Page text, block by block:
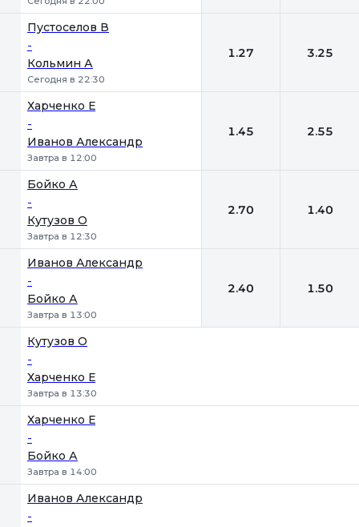
Пустоселов В
-
Кольмин А
Сегодня в 22:30
1.27 3.25
Харченко Е
-
Иванов Александр
Завтра в 12:00
1.45 2.55
Бойко А
-
Кутузов О
Завтра в 12:30
2.70 1.40
Иванов Александр
-
Бойко А
Завтра в 13:00
2.40 1.50
Кутузов О
-
Харченко Е
Завтра в 13:30
Харченко Е
-
Бойко А
Завтра в 14:00
Иванов Александр
-